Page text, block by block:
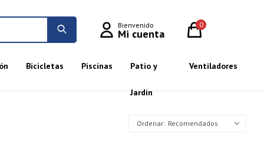
Bicicletas Piscinas Patio y
Jardín
Ventiladores
0
Recomendados